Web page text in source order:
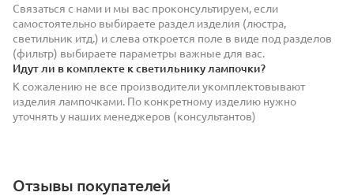
Связаться с нами и мы вас проконсультируем, если
самостоятельно выбираете раздел изделия (люстра,
светильник итд.) и слева откроется поле в виде под разделов
(фильтр) выбираете параметры важные для вас.
Идут ли в комплекте к светильнику лампочки?
К сожалению не все производители укомплектовывают
изделия лампочками. По конкретному изделию нужно
уточнять у наших менеджеров (консультантов)
Отзывы покупателей